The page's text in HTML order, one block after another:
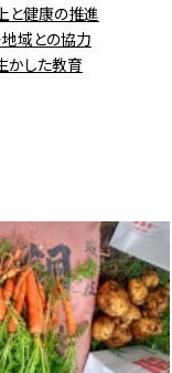
健康の推進
域との協力
した教育